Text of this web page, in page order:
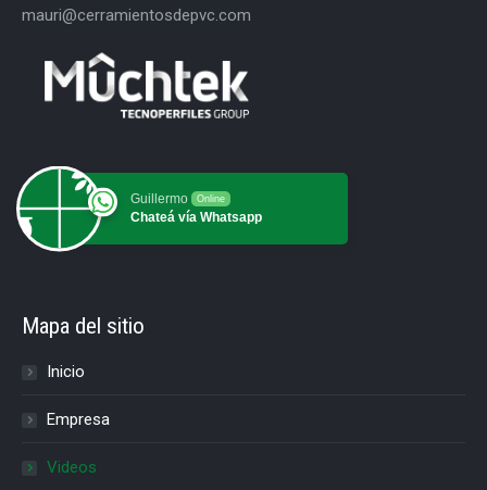
mauri@cerramientosdepvc.com
Guillermo Online
Chateá vía Whatsapp
Mapa del sitio
Inicio
Empresa
Videos